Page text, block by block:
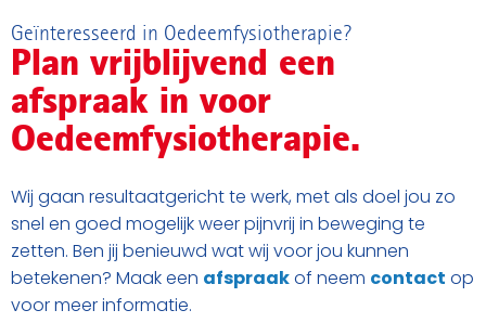
Geïnteresseerd in Oedeemfysiotherapie?
Plan vrijblijvend een
afspraak in voor
Oedeemfysiotherapie.
Wij gaan resultaatgericht te werk, met als doel jou zo
snel en goed mogelijk weer pijnvrij in beweging te
zetten. Ben jij benieuwd wat wij voor jou kunnen
betekenen? Maak een afspraak of neem contact op
voor meer informatie.